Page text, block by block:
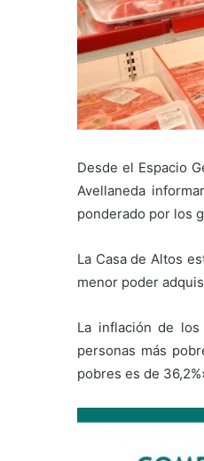
Desde el Espacio
Avellaneda
ponderado por los
La Casa de Altos
menor poder
La inflación de
personas más
pobres es de